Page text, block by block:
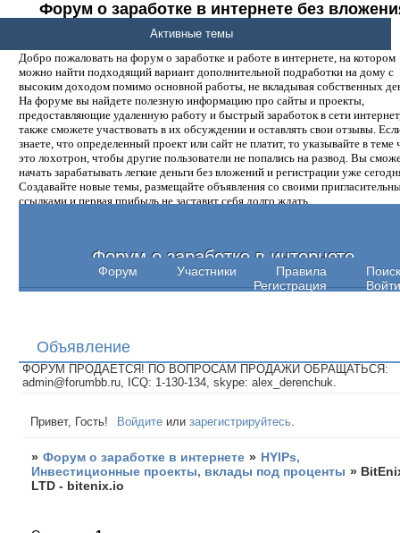
Форум о заработке в интернете без
денег.
Добро пожаловать на форум о заработке и работе в интернете, на котором
можно найти подходящий вариант дополнительной подработки на дому с
высоким доходом помимо основной работы, не вкладывая собственных
На форуме вы найдете полезную информацию про сайты и проекты,
предоставляющие удаленную работу и быстрый заработок в сети
также сможете участвовать в их обсуждении и оставлять свои отзывы.
знаете, что определенный проект или сайт не платит, то указывайте в теме
это лохотрон, чтобы другие пользователи не попались на развод. Вы
начать зарабатывать легкие деньги без вложений и регистрации уже
Создавайте новые темы, размещайте объявления со своими
ссылками и первая прибыль не заставит себя долго ждать.
Форум о заработке в интернете
Форум Участники Правила
Поиск
Регистрация
Войти
Активные темы
Объявление
ФОРУМ ПРОДАЕТСЯ! ПО ВОПРОСАМ ПРОДАЖИ ОБРАЩАТЬСЯ:
admin@forumbb.ru, ICQ: 1-130-134, skype: alex_derenchuk.
Привет, Гость! Войдите илизарегистрируйтесь
» Форум о заработке в интернете » HYIPs,
Инвестиционные проекты, вклады под проценты »
LTD - bitenix.io